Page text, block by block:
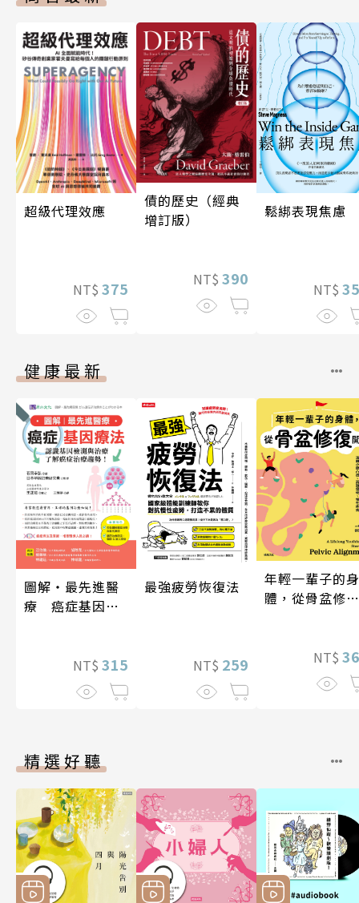
超級代理效應
NT$ 375
債的歷史（經典
增訂版）
NT$ 390
鬆綁表現焦慮
NT$
健康最新
圖解‧最先進醫
療 癌症基因療
NT$ 315
最強疲勞恢復法
NT$ 259
年輕一輩子的身
體，從骨盆修復
動」，遠離小腹
凸出、肩頸僵
硬、慢性疼痛
NT$
精選好聽